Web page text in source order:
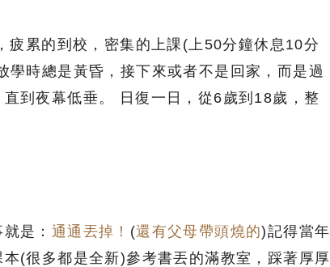
疲累的到校，密集的上課(上50分鐘休息10分
學時總是黃昏，接下來或者不是回家，而是過
到夜幕低垂。 日復一日，從6歲到18歲，整
是： 通通丟掉！ (還有父母帶頭燒的)記得當年
(很多都是全新)參考書丟的滿教室，踩著厚厚